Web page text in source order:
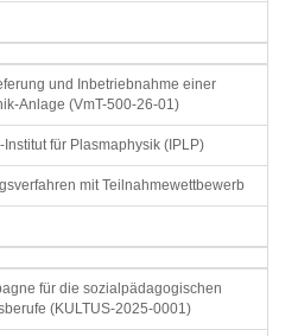
und Inbetriebnahme einer
Anlage (VmT-500-26-01)
Institut für Plasmaphysik (IPLP)
mit Teilnahmewettbewerb
für die sozialpädagogischen
(KULTUS-2025-0001)